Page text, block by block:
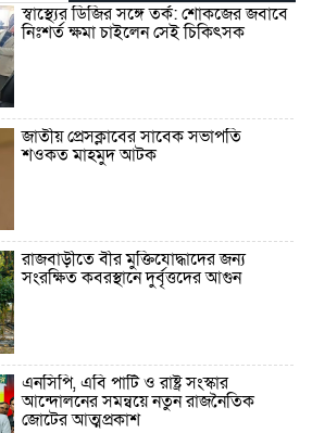
স্বাস্থ্যের ডিজির সঙ্গে তর্ক: শোকজের জবাবে
নিঃশর্ত ক্ষমা চাইলেন সেই চিকিৎসক
জাতীয় প্রেসক্লাবের সাবেক সভাপতি
শওকত মাহমুদ আটক
রাজবাড়ীতে বীর মুক্তিযোদ্ধাদের জন্য
সংরক্ষিত কবরস্থানে দুর্বৃত্তদের আগুন
এনসিপি, এবি পার্টি ও রাষ্ট্র সংস্কার
আন্দোলনের সমন্বয়ে নতুন রাজনৈতিক
জোটের আত্মপ্রকাশ